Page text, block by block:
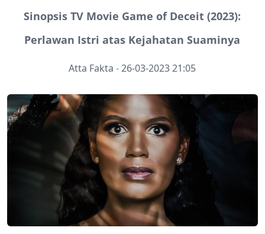
Sinopsis TV Movie Game of Deceit (2023):
Perlawan Istri atas Kejahatan Suaminya
Atta Fakta -26-03-2023 21:05